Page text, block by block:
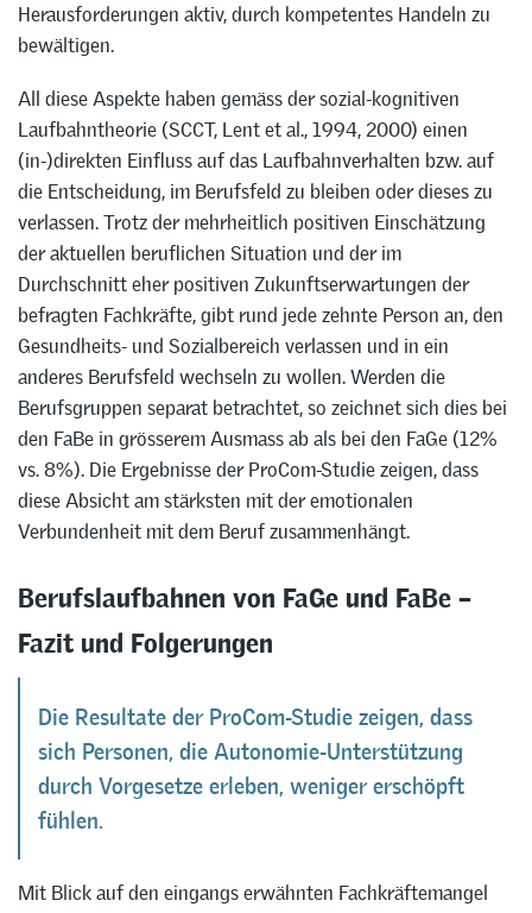
Herausforderungen aktiv, durch kompetentes Handeln zu
bewältigen.
All diese Aspekte haben gemäss der sozial-kognitiven
Laufbahntheorie (SCCT, Lent et al., 1994, 2000) einen
(in-)direkten Einfluss auf das Laufbahnverhalten bzw. auf
die Entscheidung, im Berufsfeld zu bleiben oder dieses zu
verlassen. Trotz der mehrheitlich positiven Einschätzung
der aktuellen beruflichen Situation und der im
Durchschnitt eher positiven Zukunftserwartungen der
befragten Fachkräfte, gibt rund jede zehnte Person an, den
Gesundheits- und Sozialbereich verlassen und in ein
anderes Berufsfeld wechseln zu wollen. Werden die
Berufsgruppen separat betrachtet, so zeichnet sich dies bei
den FaBe in grösserem Ausmass ab als bei den FaGe (12%
vs. 8%). Die Ergebnisse der ProCom-Studie zeigen, dass
diese Absicht am stärksten mit der emotionalen
Verbundenheit mit dem Beruf zusammenhängt.
Berufslaufbahnen von FaGe und FaBe –
Fazit und Folgerungen
Die Resultate der ProCom-Studie zeigen, dass
sich Personen, die Autonomie-Unterstützung
durch Vorgesetze erleben, weniger erschöpft
fühlen.
Mit Blick auf den eingangs erwähnten Fachkräftemangel